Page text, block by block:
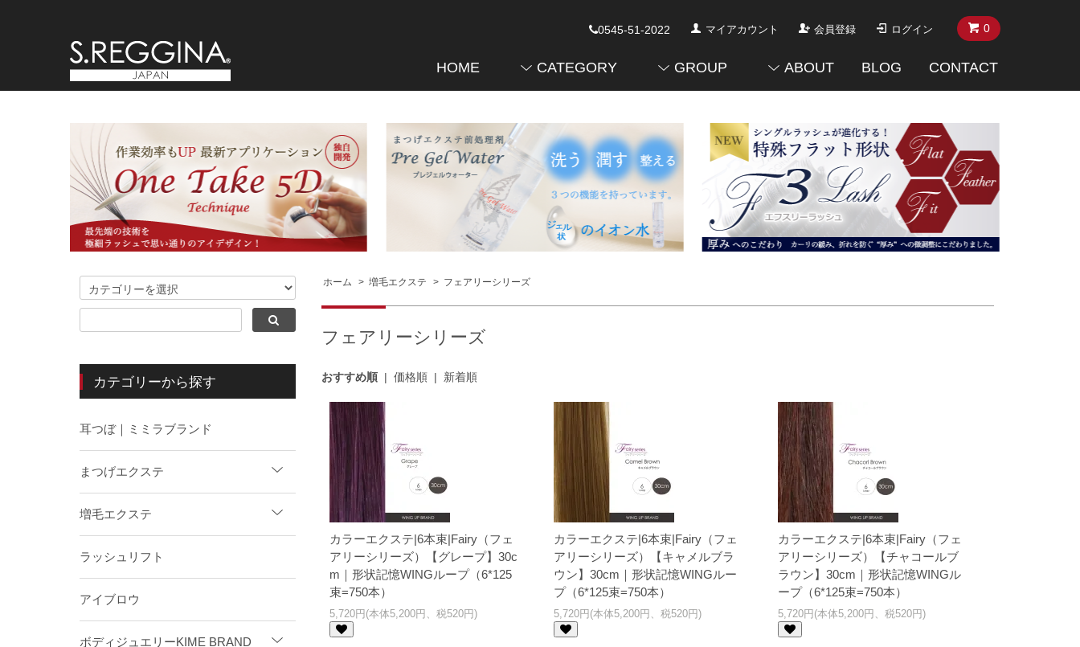
0
0545-51-2022 マイアカウント 会員登録 ログイン
HOME CATEGORY GROUP ABOUT BLOG CONTACT
ホーム > 増毛エクステ > フェアリーシリーズ
フェアリーシリーズ
おすすめ順| 価格順| 新着順
カラーエクステ|6本束|Fairy（フェ
アリーシリーズ）【グレープ】30c
m｜形状記憶WINGループ（6*125
束=750本）
5,720円(本体5,200円、税520円)
カラーエクステ|6本束|Fairy（フェ
アリーシリーズ）【キャメルブラ
ウン】30cm｜形状記憶WINGルー
プ（6*125束=750本）
5,720円(本体5,200円、税520円)
カラーエクステ|6本束|Fairy（フェ
アリーシリーズ）【チャコールブ
ラウン】30cm｜形状記憶WINGル
ープ（6*125束=750本）
5,720円(本体5,200円、税520円)
カテゴリーから探す
耳つぼ｜ミミラブランド
まつげエクステ
増毛エクステ
ラッシュリフト
アイブロウ
ボディジュエリーKIME BRAND